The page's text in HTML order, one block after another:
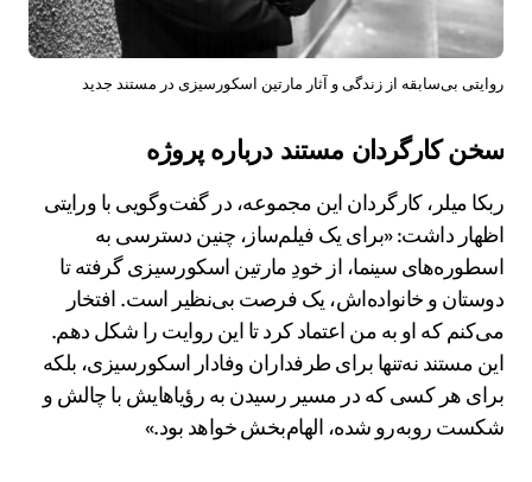
روایتی بی‌سابقه از زندگی و آثار مارتین اسکورسیزی در مستند جدید
سخن کارگردان مستند درباره پروژه
ربکا میلر، کارگردان این مجموعه، در گفت‌وگویی با ورایتی
اظهار داشت: «برای یک فیلم‌ساز، چنین دسترسی به
اسطوره‌های سینما، از خودِ مارتین اسکورسیزی گرفته تا
دوستان و خانواده‌اش، یک فرصت بی‌نظیر است. افتخار
می‌کنم که او به من اعتماد کرد تا این روایت را شکل دهم.
این مستند نه‌تنها برای طرفداران وفادار اسکورسیزی، بلکه
برای هر کسی که در مسیر رسیدن به رؤیاهایش با چالش و
شکست روبه‌رو شده، الهام‌بخش خواهد بود.»